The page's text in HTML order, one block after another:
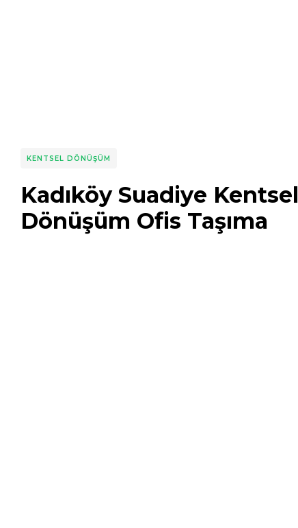
KENTSEL DÖNÜŞÜM
Kadıköy Suadiye Kentsel
Dönüşüm Ofis Taşıma